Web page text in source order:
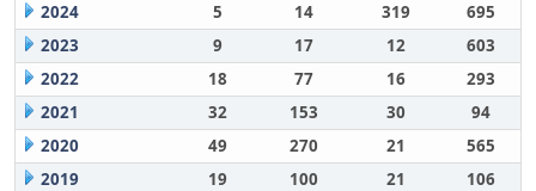
2024
5 14 319
695
2023
9 17 12
603
2022
18 77 16
293
2021
32 153 30
94
2020
49 270 21
565
2019
19 100 21
106